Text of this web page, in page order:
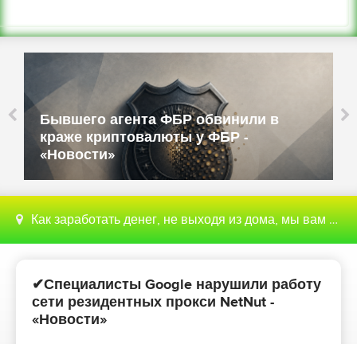
Бюджетные ТВ-приставки имитируют
смартфоны и работают как прокси -
«Новости»
Как заработать денег, не выходя из дома, мы вам поможем с этим разобраться
✔Специалисты Google нарушили работу
сети резидентных прокси NetNut -
«Новости»